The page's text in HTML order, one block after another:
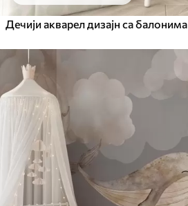
Дечији акварел дизајн са балонима